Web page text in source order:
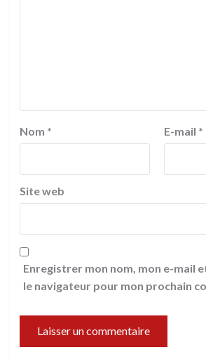
Nom * E-mail *
Site web
Enregistrer mon nom, mon e-mail
le navigateur pour mon prochain